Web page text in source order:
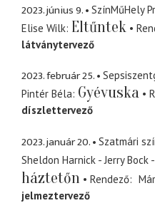
2023. június 9.
SzínMűHely
Elise Wilk Eltűntek
látványtervező
2023. február 25.
Pintér Béla Gyévuska
díszlettervező
2023. január 20.
Szatmári
Sheldon Harnick - Jerry Bock
háztetőn
Rendező
jelmeztervező